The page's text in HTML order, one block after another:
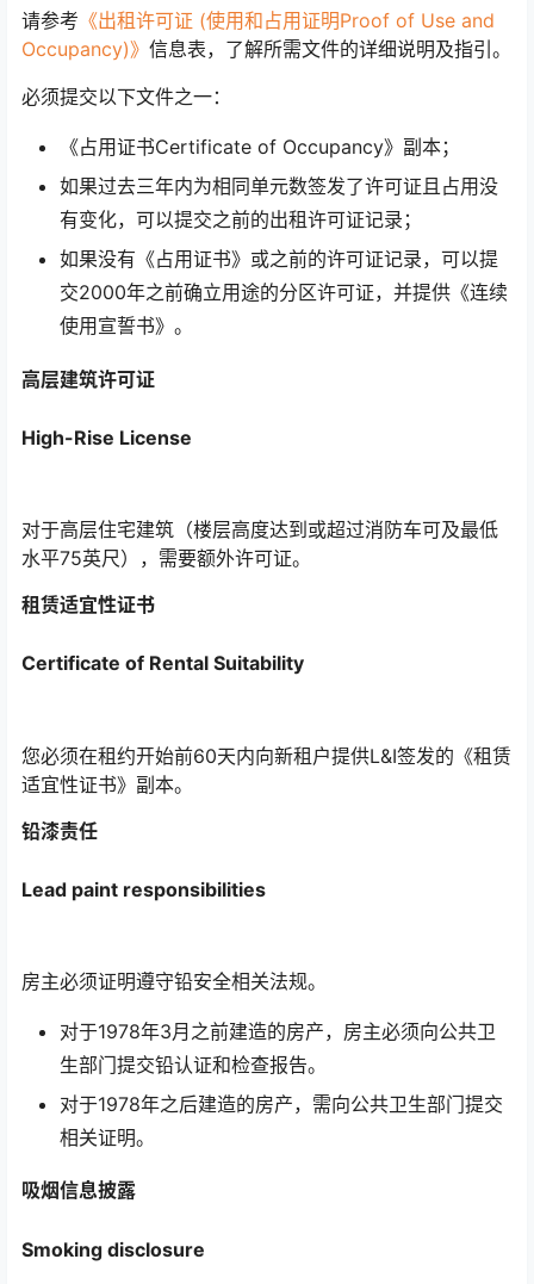
请参考 《出租许可证 (使用和占用证明Proof of Use and
Occupancy)》 信息表，了解所需文件的详细说明及指引。
必须提交以下文件之一：
《占用证书Certificate of Occupancy》副本；
如果过去三年内为相同单元数签发了许可证且占用没
有变化，可以提交之前的出租许可证记录；
如果没有《占用证书》或之前的许可证记录，可以提
交2000年之前确立用途的分区许可证，并提供《连续
使用宣誓书》。
高层建筑许可证
High-Rise License
对于高层住宅建筑（楼层高度达到或超过消防车可及最低
水平75英尺），需要额外许可证。
租赁适宜性证书
Certificate of Rental Suitability
您必须在租约开始前60天内向新租户提供L&I签发的《租赁
适宜性证书》副本。
铅漆责任
Lead paint responsibilities
房主必须证明遵守铅安全相关法规。
对于1978年3月之前建造的房产，房主必须向公共卫
生部门提交铅认证和检查报告。
对于1978年之后建造的房产，需向公共卫生部门提交
相关证明。
吸烟信息披露
Smoking disclosure